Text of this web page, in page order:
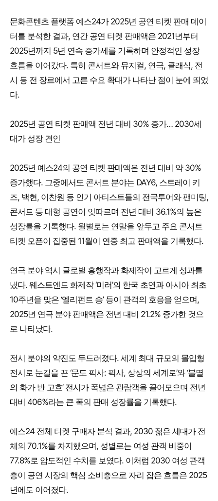
문화콘텐츠 플랫폼 예스24가 2025년 공연 티켓 판매 데이
터를 분석한 결과, 연간 공연 티켓 판매액은 2021년부터
2025년까지 5년 연속 증가세를 기록하며 안정적인 성장
흐름을 이어갔다. 특히 콘서트와 뮤지컬, 연극, 클래식, 전
시 등 전 장르에서 고른 수요 확대가 나타난 점이 눈에 띄었
다.
2025년 공연 티켓 판매액 전년 대비 30% 증가… 2030세
대가 성장 견인
2025년 예스24의 공연 티켓 판매액은 전년 대비 약 30%
증가했다. 그중에서도 콘서트 분야는 DAY6, 스트레이 키
즈, 백현, 이찬원 등 인기 아티스트들의 전국투어와 팬미팅,
콘서트 등 대형 공연이 잇따르며 전년 대비 36.1%의 높은
성장률을 기록했다. 월별로는 연말을 앞두고 주요 콘서트
티켓 오픈이 집중된 11월이 연중 최고 판매액을 기록했다.
연극 분야 역시 글로벌 흥행작과 화제작이 고르게 성과를
냈다. 웨스트엔드 화제작 ‘미러’의 한국 초연과 아시아 최초
10주년을 맞은 ‘엘리펀트 송’ 등이 관객의 호응을 얻으며,
2025년 연극 분야 판매액은 전년 대비 21.2% 증가한 것으
로 나타났다.
전시 분야의 약진도 두드러졌다. 세계 최대 규모의 몰입형
전시로 눈길을 끈 ‘문도 픽사: 픽사, 상상의 세계로’와 ‘불멸
의 화가 반 고흐’ 전시가 폭넓은 관람객을 끌어모으며 전년
대비 406%라는 큰 폭의 판매 성장률을 기록했다.
예스24 전체 티켓 구매자 분석 결과, 2030 젊은 세대가 전
체의 70.1%를 차지했으며, 성별로는 여성 관객 비중이
77.8%로 압도적인 수치를 보였다. 이처럼 2030 여성 관객
층이 공연 시장의 핵심 소비층으로 자리 잡은 흐름은 2025
년에도 이어졌다.